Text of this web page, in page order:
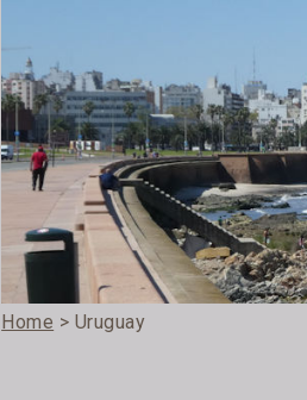
Home > Uruguay